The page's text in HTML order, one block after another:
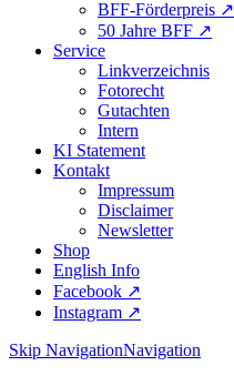
BFF-Förderpreis ↗︎
50 Jahre BFF ↗︎
Service
Linkverzeichnis
Fotorecht
Gutachten
Intern
KI Statement
Kontakt
Impressum
Disclaimer
Newsletter
Shop
English Info
Facebook ↗︎
Instagram ↗︎
Skip NavigationNavigation